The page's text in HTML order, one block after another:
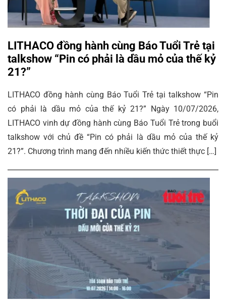
LITHACO đồng hành cùng Báo Tuổi Trẻ tại
talkshow “Pin có phải là dầu mỏ của thế kỷ
21?”
LITHACO đồng hành cùng Báo Tuổi Trẻ tại talkshow “Pin
có phải là dầu mỏ của thế kỷ 21?” Ngày 10/07/2026,
LITHACO vinh dự đồng hành cùng Báo Tuổi Trẻ trong buổi
talkshow với chủ đề “Pin có phải là dầu mỏ của thế kỷ
21?”. Chương trình mang đến nhiều kiến thức thiết thực […]